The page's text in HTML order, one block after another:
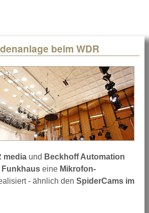
beim WDR
media und Beckhoff Automation
Funkhaus eine Mikrofon-
- ähnlich den SpiderCams im